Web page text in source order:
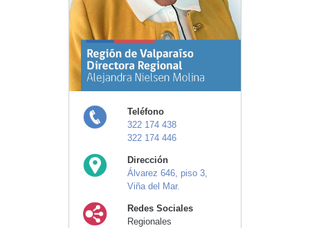
Teléfono
322 174 438
322 174 446
Dirección
Álvarez 646, piso 3,
Viña del Mar.
Redes Sociales
Regionales